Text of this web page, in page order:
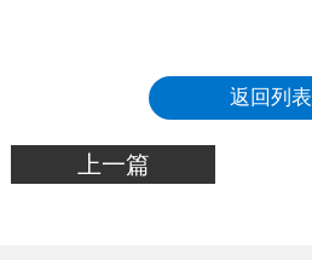
返回列表
上一篇